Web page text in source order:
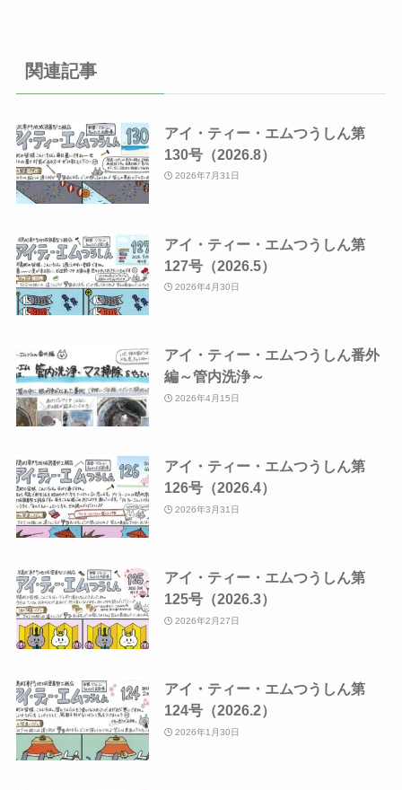
関連記事
アイ・ティー・エムつうしん第
130号（2026.8）
2026年7月31日
アイ・ティー・エムつうしん第
127号（2026.5）
2026年4月30日
アイ・ティー・エムつうしん番外
編～管内洗浄～
2026年4月15日
アイ・ティー・エムつうしん第
126号（2026.4）
2026年3月31日
アイ・ティー・エムつうしん第
125号（2026.3）
2026年2月27日
アイ・ティー・エムつうしん第
124号（2026.2）
2026年1月30日